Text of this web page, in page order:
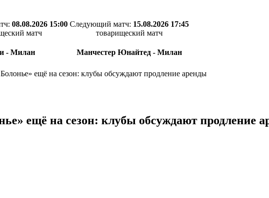
08.08.2026 15:00
матч
- Милан
Следующий матч: 15.08.2026 17:45
товарищеский матч
Манчестер Юнайтед - Милан
ещё на сезон: клубы обсуждают продление аренды
ещё на сезон: клубы обсуждают продление